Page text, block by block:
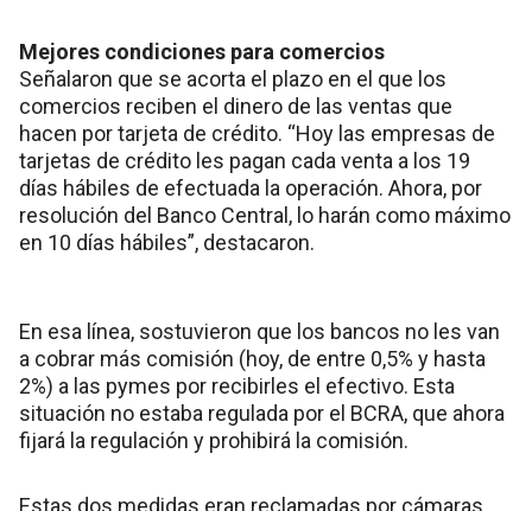
Mejores condiciones para comercios
Señalaron que se acorta el plazo en el que los
comercios reciben el dinero de las ventas que
hacen por tarjeta de crédito. “Hoy las empresas de
tarjetas de crédito les pagan cada venta a los 19
días hábiles de efectuada la operación. Ahora, por
resolución del Banco Central, lo harán como máximo
en 10 días hábiles”, destacaron.
En esa línea, sostuvieron que los bancos no les van
a cobrar más comisión (hoy, de entre 0,5% y hasta
2%) a las pymes por recibirles el efectivo. Esta
situación no estaba regulada por el BCRA, que ahora
fijará la regulación y prohibirá la comisión.
Estas dos medidas eran reclamadas por cámaras